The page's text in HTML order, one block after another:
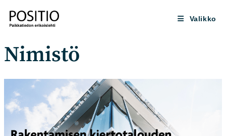
suoraan
sisältöön
Valikko
Nimistö